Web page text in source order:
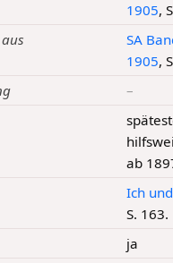
1905,
SA
1905,
–
ab
Ich
S. 163.
ja